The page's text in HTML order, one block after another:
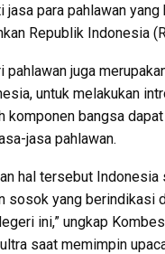
jasa para pahlawan yang
Republik Indonesia
pahlawan juga
untuk melakukan
komponen bangsa
jasa pahlawan.
hal tersebut Indonesia
sosok yang berindikasi
ini,” ungkap
saat memimpin